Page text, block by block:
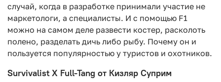
случай, когда в разработке принимали участие не
маркетологи, а специалисты. И с помощью F1
можно на самом деле развести костер, расколоть
полено, разделать дичь либо рыбу. Почему он и
пользуется популярностью у туристов и охотников.
Survivalist X Full-Tang от Кизляр Суприм